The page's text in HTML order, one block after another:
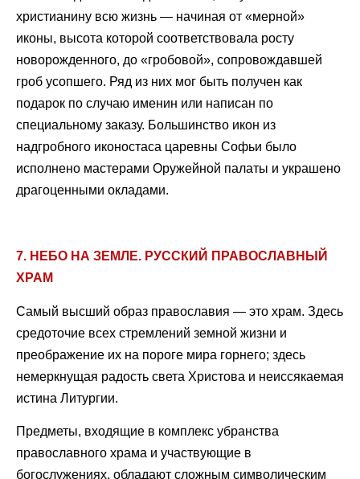
христианину всю жизнь — начиная от «мерной»
иконы, высота которой соответствовала росту
новорожденного, до «гробовой», сопровождавшей
гроб усопшего. Ряд из них мог быть получен как
подарок по случаю именин или написан по
специальному заказу. Большинство икон из
надгробного иконостаса царевны Софьи было
исполнено мастерами Оружейной палаты и украшено
драгоценными окладами.
7. НЕБО НА ЗЕМЛЕ. РУССКИЙ ПРАВОСЛАВНЫЙ
ХРАМ
Самый высший образ православия — это храм. Здесь
средоточие всех стремлений земной жизни и
преображение их на пороге мира горнего; здесь
немеркнущая радость света Христова и неиссякаемая
истина Литургии.
Предметы, входящие в комплекс убранства
православного храма и участвующие в
богослужениях, обладают сложным символическим